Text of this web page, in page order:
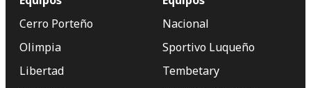
Cerro Porteño
Olimpia
Libertad
Nacional
Sportivo Luqueño
Tembetary